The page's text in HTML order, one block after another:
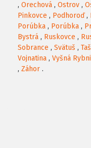
, Orechová , Ostrov ,
Pinkovce , Podhoroď,
Porúbka , Porúbka ,
Bystrá , Ruskovce ,
Sobrance , Svätuš ,
Vojnatina , Vyšná
, Záhor .